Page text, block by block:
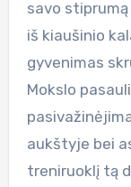
savo
iš kiaušinio
gyvenimas
Mokslo
aukštyje bei
treniruoklį tą